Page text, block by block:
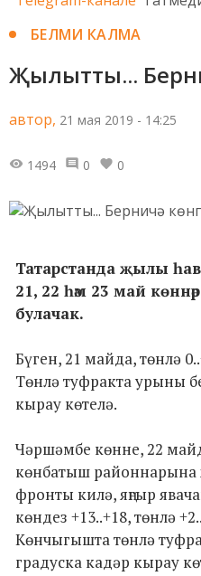
БЕЛМИ КАЛМА
Җылытты...
автор, 21 мая 2019 - 14:25
1494 0 0
Татарстанда җылы
21, 22 һәм 23 май
булачак.
Бүген, 21 майда, төнлә
Төнлә туфракта урыны
кырау көтелә.
Чәршәмбе көнне, 22
көнбатыш
фронты килә, яңгыр
көндез +13..+18, төнлә
Көнчыгышта төнлә
градуска кадәр кырау